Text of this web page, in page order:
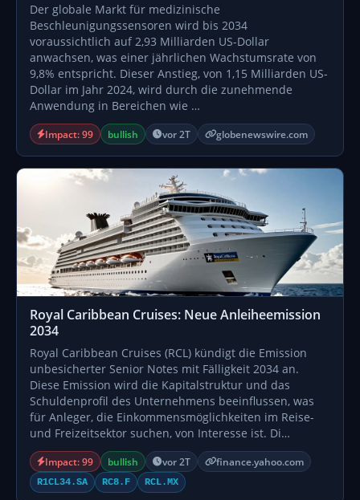
Der globale Markt für medizinische
Beschleunigungssensoren wird bis 2034
voraussichtlich auf 2,93 Milliarden US-Dollar
anwachsen, was einer jährlichen Wachstumsrate von
9,8% entspricht. Dieser Anstieg, von 1,15 Milliarden US-
Dollar im Jahr 2024, wird durch die zunehmende
Anwendung in Bereichen wie …
Impact: 99 bullish vor 2T globenewswire.com
Royal Caribbean Cruises: Neue Anleiheemission
2034
Royal Caribbean Cruises (RCL) kündigt die Emission
unbesicherter Senior Notes mit Fälligkeit 2034 an.
Diese Emission wird die Kapitalstruktur und das
Schuldenprofil des Unternehmens beeinflussen, was
für Anleger, die Einkommensmöglichkeiten im Reise-
und Freizeitsektor suchen, von Interesse ist. Di…
Impact: 99 bullish vor 2T finance.yahoo.com
R1CL34.SA RC8.F RCL.MX